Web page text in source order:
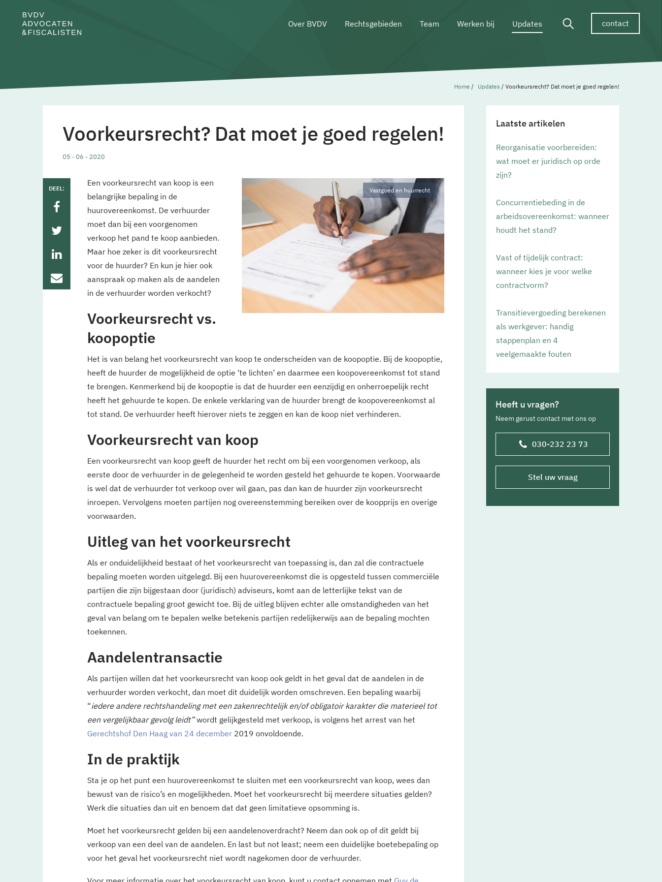
contact
Over BVDV Rechtsgebieden Team Werken bij Updates
Home / Updates / Voorkeursrecht? Dat moet je goed regelen!
Voorkeursrecht? Dat moet je goed regelen!
05 - 06 - 2020
Vastgoed en huurrecht
Een voorkeursrecht van koop is een
belangrijke bepaling in de
huurovereenkomst. De verhuurder
moet dan bij een voorgenomen
verkoop het pand te koop aanbieden.
Maar hoe zeker is dit voorkeursrecht
voor de huurder? En kun je hier ook
aanspraak op maken als de aandelen
in de verhuurder worden verkocht?
Voorkeursrecht vs.
koopoptie
Het is van belang het voorkeursrecht van koop te onderscheiden van de koopoptie. Bij de koopoptie,
heeft de huurder de mogelijkheid de optie ‘te lichten’ en daarmee een koopovereenkomst tot stand
te brengen. Kenmerkend bij de koopoptie is dat de huurder een eenzijdig en onherroepelijk recht
heeft het gehuurde te kopen. De enkele verklaring van de huurder brengt de koopovereenkomst al
tot stand. De verhuurder heeft hierover niets te zeggen en kan de koop niet verhinderen.
Voorkeursrecht van koop
Een voorkeursrecht van koop geeft de huurder het recht om bij een voorgenomen verkoop, als
eerste door de verhuurder in de gelegenheid te worden gesteld het gehuurde te kopen. Voorwaarde
is wel dat de verhuurder tot verkoop over wil gaan, pas dan kan de huurder zijn voorkeursrecht
inroepen. Vervolgens moeten partijen nog overeenstemming bereiken over de koopprijs en overige
voorwaarden.
Uitleg van het voorkeursrecht
Als er onduidelijkheid bestaat of het voorkeursrecht van toepassing is, dan zal die contractuele
bepaling moeten worden uitgelegd. Bij een huurovereenkomst die is opgesteld tussen commerciële
partijen die zijn bijgestaan door (juridisch) adviseurs, komt aan de letterlijke tekst van de
contractuele bepaling groot gewicht toe. Bij de uitleg blijven echter alle omstandigheden van het
geval van belang om te bepalen welke betekenis partijen redelijkerwijs aan de bepaling mochten
toekennen.
Aandelentransactie
Als partijen willen dat het voorkeursrecht van koop ook geldt in het geval dat de aandelen in de
verhuurder worden verkocht, dan moet dit duidelijk worden omschreven. Een bepaling waarbij
“iedere andere rechtshandeling met een zakenrechtelijk en/of obligatoir karakter die materieel tot
een vergelijkbaar gevolg leidt”wordt gelijkgesteld met verkoop, is volgens het arrest van het
Gerechtshof Den Haag van 24 december 2019 onvoldoende.
In de praktijk
Sta je op het punt een huurovereenkomst te sluiten met een voorkeursrecht van koop, wees dan
bewust van de risico’s en mogelijkheden. Moet het voorkeursrecht bij meerdere situaties gelden?
Werk die situaties dan uit en benoem dat dat geen limitatieve opsomming is.
Moet het voorkeursrecht gelden bij een aandelenoverdracht? Neem dan ook op of dit geldt bij
verkoop van een deel van de aandelen. En last but not least; neem een duidelijke boetebepaling op
voor het geval het voorkeursrecht niet wordt nagekomen door de verhuurder.
DEEL:
Laatste artikelen
Reorganisatie voorbereiden:
wat moet er juridisch op orde
zijn?
Concurrentiebeding in de
arbeidsovereenkomst: wanneer
houdt het stand?
Vast of tijdelijk contract:
wanneer kies je voor welke
contractvorm?
Transitievergoeding berekenen
als werkgever: handig
stappenplan en 4
veelgemaakte fouten
Heeft u vragen?
Neem gerust contact met ons op
030-232 23 73
Stel uw vraag